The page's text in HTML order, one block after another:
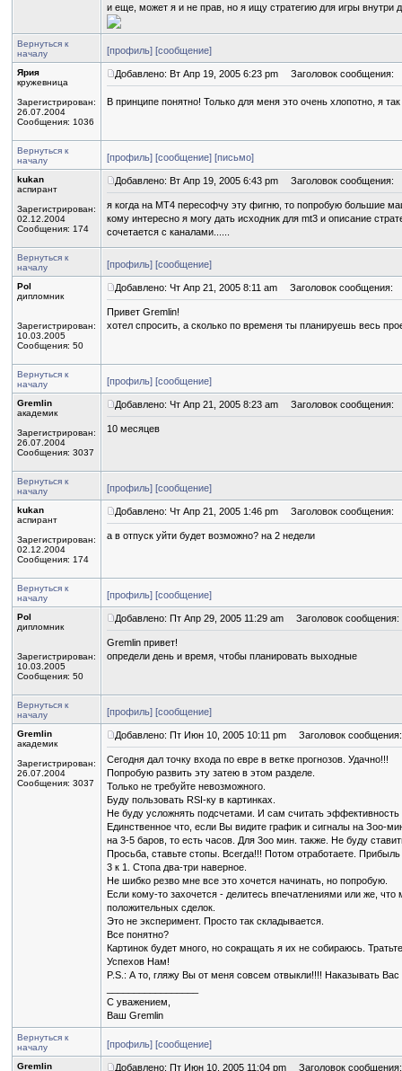
и еще, может я и не прав, но я ищу стратегию для игры внутри
Вернуться к
началу
[профиль] [сообщение]
Ярия
кружевница
Зарегистрирован:
26.07.2004
Сообщения: 1036
Добавлено: Вт Апр 19, 2005 6:23 pm Заголовок сообщения:
В принципе понятно! Только для меня это очень хлопотно, я
Вернуться к
началу
[профиль] [сообщение] [письмо]
kukan
аспирант
Зарегистрирован:
02.12.2004
Сообщения: 174
Добавлено: Вт Апр 19, 2005 6:43 pm Заголовок сообщения:
я когда на MT4 пересофчу эту фигню, то попробую большие
кому интересно я могу дать исходник для mt3 и описание
сочетается с каналами......
Вернуться к
началу
[профиль] [сообщение]
Pol
дипломник
Зарегистрирован:
10.03.2005
Сообщения: 50
Добавлено: Чт Апр 21, 2005 8:11 am Заголовок сообщения:
Привет Gremlin!
хотел спросить, а сколько по временя ты планируешь весь
Вернуться к
началу
[профиль] [сообщение]
Gremlin
академик
Зарегистрирован:
26.07.2004
Сообщения: 3037
Добавлено: Чт Апр 21, 2005 8:23 am Заголовок сообщения:
10 месяцев
Вернуться к
началу
[профиль] [сообщение]
kukan
аспирант
Зарегистрирован:
02.12.2004
Сообщения: 174
Добавлено: Чт Апр 21, 2005 1:46 pm Заголовок сообщения:
а в отпуск уйти будет возможно? на 2 недели
Вернуться к
началу
[профиль] [сообщение]
Pol
дипломник
Зарегистрирован:
10.03.2005
Сообщения: 50
Добавлено: Пт Апр 29, 2005 11:29 am Заголовок сообщения:
Gremlin привет!
определи день и время, чтобы планировать выходные
Вернуться к
началу
[профиль] [сообщение]
Gremlin
академик
Зарегистрирован:
26.07.2004
Сообщения: 3037
Добавлено: Пт Июн 10, 2005 10:11 pm Заголовок сообщения:
Сегодня дал точку входа по евре в ветке прогнозов. Удачно!!!
Попробую развить эту затею в этом разделе.
Только не требуйте невозможного.
Буду пользовать RSI-ку в картинках.
Не буду усложнять подсчетами. И сам считать эффективность
Единственное что, если Вы видите график и сигналы на Зоо-
на 3-5 баров, то есть часов. Для 3оо мин. также. Не буду
Просьба, ставьте стопы. Всегда!!! Потом отработаете.
3 к 1. Стопа два-три наверное.
Не шибко резво мне все это хочется начинать, но попробую.
Если кому-то захочется - делитесь впечатлениями или же,
положительных сделок.
Это не эксперимент. Просто так складывается.
Все понятно?
Картинок будет много, но сокращать я их не собираюсь.
Успехов Нам!
P.S.: А то, гляжу Вы от меня совсем отвыкли!!!! Наказывать Вас
С уважением,
Ваш Gremlin
Вернуться к
началу
[профиль] [сообщение]
Gremlin Добавлено: Пт Июн 10, 2005 11:04 pm Заголовок сообщения: